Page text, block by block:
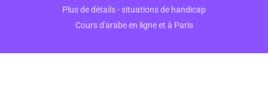
Plus de détails - situations de handicap
Cours d'arabe en ligne et à Paris